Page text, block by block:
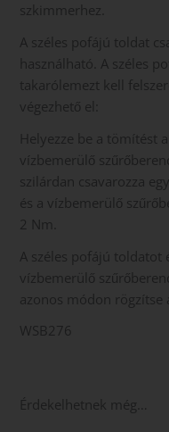
szkimmerhez.
A széles pofájú toldat
használható. A széles
takarólemezt kell
végezhető el:
Helyezze be a tömítést
vízbemerülő
szilárdan csavarozza
és a vízbemerülő
2 Nm.
A széles pofájú toldatot
vízbemerülő
azonos módon rögzítse
WSB276
Érdekelhetnek még…